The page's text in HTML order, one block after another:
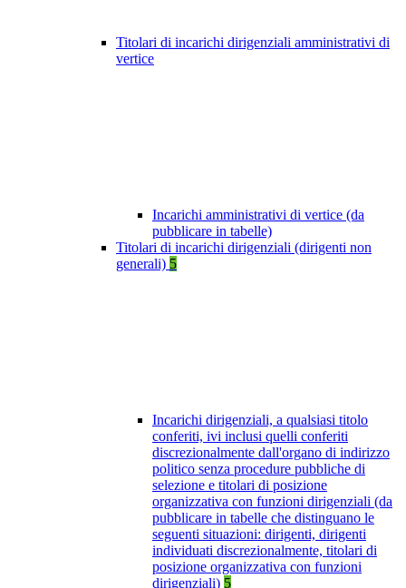
Titolari di incarichi dirigenziali amministrativi di
vertice
Incarichi amministrativi di vertice (da
pubblicare in tabelle)
Titolari di incarichi dirigenziali (dirigenti non
generali) 5
Incarichi dirigenziali, a qualsiasi titolo
conferiti, ivi inclusi quelli conferiti
discrezionalmente dall'organo di indirizzo
politico senza procedure pubbliche di
selezione e titolari di posizione
organizzativa con funzioni dirigenziali (da
pubblicare in tabelle che distinguano le
seguenti situazioni: dirigenti, dirigenti
individuati discrezionalmente, titolari di
posizione organizzativa con funzioni
dirigenziali) 5